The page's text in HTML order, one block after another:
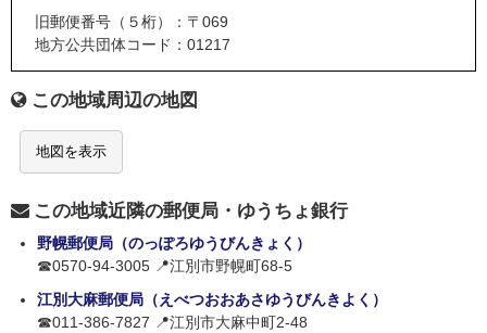
旧郵便番号（５桁）：〒069
地方公共団体コード：01217
この地域周辺の地図
地図を表示
この地域近隣の郵便局・ゆうちょ銀行
野幌郵便局（のっぽろゆうびんきょく）
☎0570-94-3005 📍江別市野幌町68-5
江別大麻郵便局（えべつおおあさゆうびんきよく）
☎011-386-7827 📍江別市大麻中町2-48